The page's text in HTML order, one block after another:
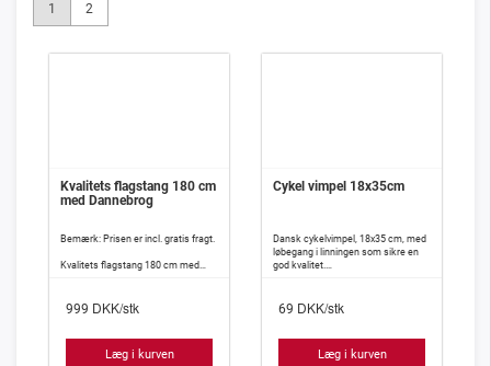
1 2
Kvalitets flagstang 180 cm
med Dannebrog
Bemærk: Prisen er incl. gratis fragt.
Kvalitets flagstang 180 cm med
velkomne når noget skal fejres.
solidt i blæsevejret, dog anbefales
999 DKK/stk
Læg i kurven
Cykel vimpel 18x35cm
Dansk cykelvimpel, 18x35 cm, med
løbegang i linningen som sikre en
god kvalitet.
på landevejen, på vej til arbejde, eller
69 DKK/stk
Læg i kurven